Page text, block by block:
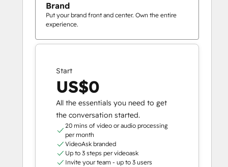
Brand
Put your brand front and center. Own the entire
experience.
Start
US$0
All the essentials you need to get
the conversation started.
20 mins of video or audio processing
per month
VideoAsk branded
Up to 3 steps per videoask
Invite your team - up to 3 users